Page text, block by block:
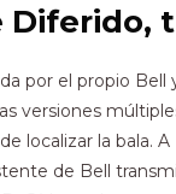
Diferido,
por el propio
versiones
localizar la
de Bell